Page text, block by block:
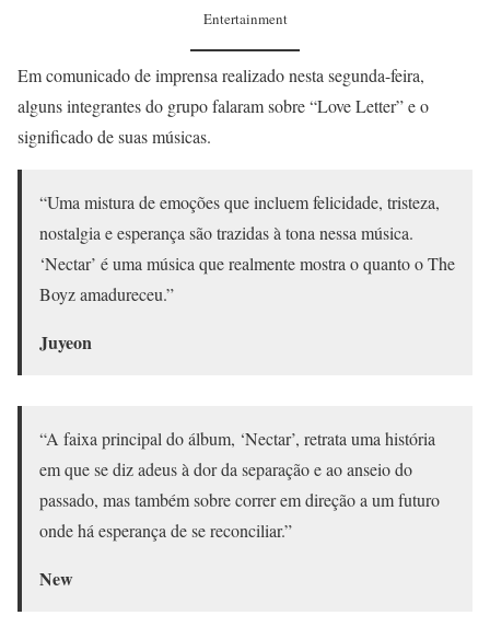
Entertainment
Em comunicado de imprensa realizado nesta segunda-feira,
alguns integrantes do grupo falaram sobre “Love Letter” e o
significado de suas músicas.
“Uma mistura de emoções que incluem felicidade, tristeza,
nostalgia e esperança são trazidas à tona nessa música.
‘Nectar’ é uma música que realmente mostra o quanto o The
Boyz amadureceu.”
Juyeon
“A faixa principal do álbum, ‘Nectar’, retrata uma história
em que se diz adeus à dor da separação e ao anseio do
passado, mas também sobre correr em direção a um futuro
onde há esperança de se reconciliar.”
New